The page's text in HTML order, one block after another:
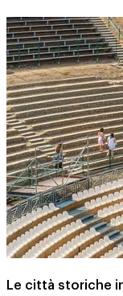
Le città storiche